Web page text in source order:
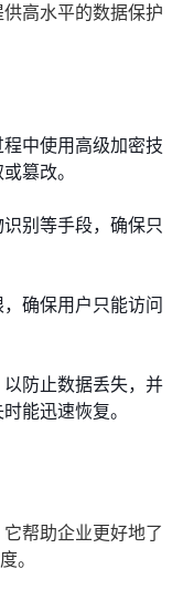
高水平的数据保护
中使用高级加密技
篡改。
别等手段，确保只
确保用户只能访问
防止数据丢失，并
能迅速恢复。
帮助企业更好地了
。